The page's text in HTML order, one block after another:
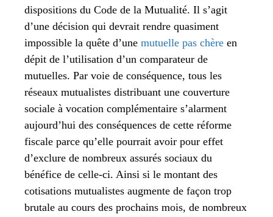
dispositions du Code de la Mutualité. Il s’agit
d’une décision qui devrait rendre quasiment
impossible la quête d’une mutuelle pas chère en
dépit de l’utilisation d’un comparateur de
mutuelles. Par voie de conséquence, tous les
réseaux mutualistes distribuant une couverture
sociale à vocation complémentaire s’alarment
aujourd’hui des conséquences de cette réforme
fiscale parce qu’elle pourrait avoir pour effet
d’exclure de nombreux assurés sociaux du
bénéfice de celle-ci. Ainsi si le montant des
cotisations mutualistes augmente de façon trop
brutale au cours des prochains mois, de nombreux